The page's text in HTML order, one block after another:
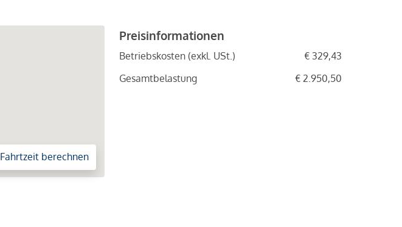
Fahrtzeit berechnen
Preisinformationen
Betriebskosten (exkl. USt.)
€ 329,43
Gesamtbelastung
€ 2.950,50